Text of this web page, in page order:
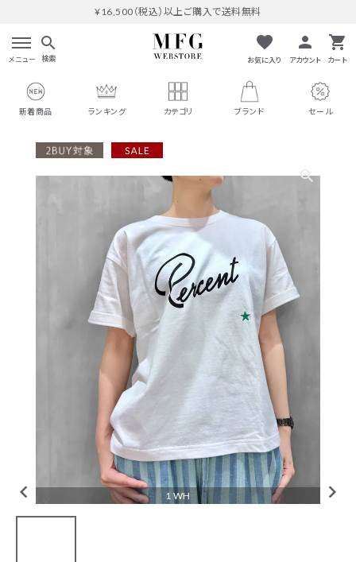
¥16,500（税込）以上ご購入で送料無料
メニュー
search
検索
favorite
お気に入り
person
アカウント
shopping_cart
カート
新着商品 ランキング カテゴリ ブランド セール
search
#THOMAS MAGPIE
#MARGAUX VINTAGE
#イチパーセント
絞り込んで検索
CHECKED ITEM
1 WH